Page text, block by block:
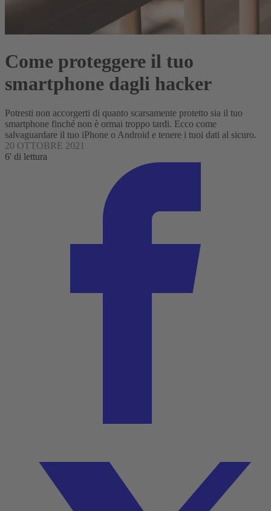
Come proteggere il tuo
smartphone dagli hacker
Potresti non accorgerti di quanto scarsamente protetto sia il tuo
smartphone finché non è ormai troppo tardi. Ecco come
salvaguardare il tuo iPhone o Android e tenere i tuoi dati al sicuro.
20 OTTOBRE 2021
6' di lettura